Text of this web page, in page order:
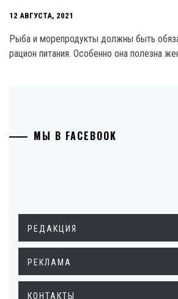
12 АВГУСТА, 2021
Рыба и морепродукты должны быть
рацион питания. Особенно она полезна
МЫ В FACEBOOK
РЕДАКЦИЯ
РЕКЛАМА
КОНТАКТЫ